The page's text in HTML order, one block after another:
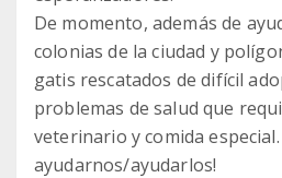
De momento, además de
colonias de la ciudad y
gatis rescatados de difícil
problemas de salud que
veterinario y comida especial.
ayudarnos/ayudarlos!